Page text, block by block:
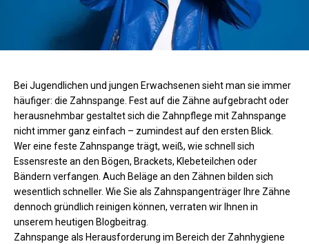
Bei Jugendlichen und jungen Erwachsenen sieht man sie immer
häufiger: die Zahnspange. Fest auf die Zähne aufgebracht oder
herausnehmbar gestaltet sich die Zahnpflege mit Zahnspange
nicht immer ganz einfach – zumindest auf den ersten Blick.
Wer eine feste Zahnspange trägt, weiß, wie schnell sich
Essensreste an den Bögen, Brackets, Klebeteilchen oder
Bändern verfangen. Auch Beläge an den Zähnen bilden sich
wesentlich schneller. Wie Sie als Zahnspangenträger Ihre Zähne
dennoch gründlich reinigen können, verraten wir Ihnen in
unserem heutigen Blogbeitrag.
Zahnspange als Herausforderung im Bereich der Zahnhygiene